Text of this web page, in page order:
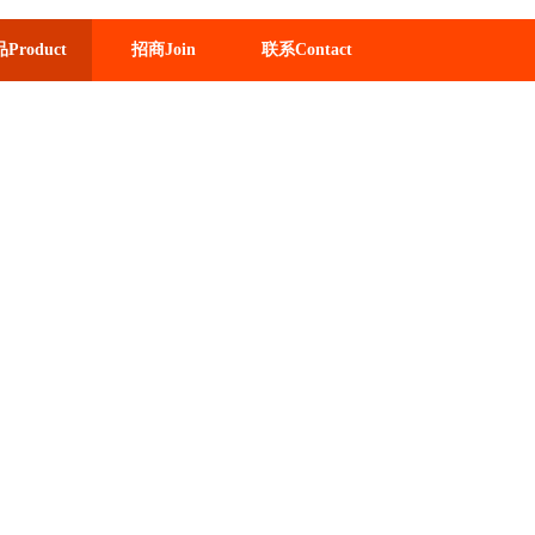
Product 招商Join 联系Contact